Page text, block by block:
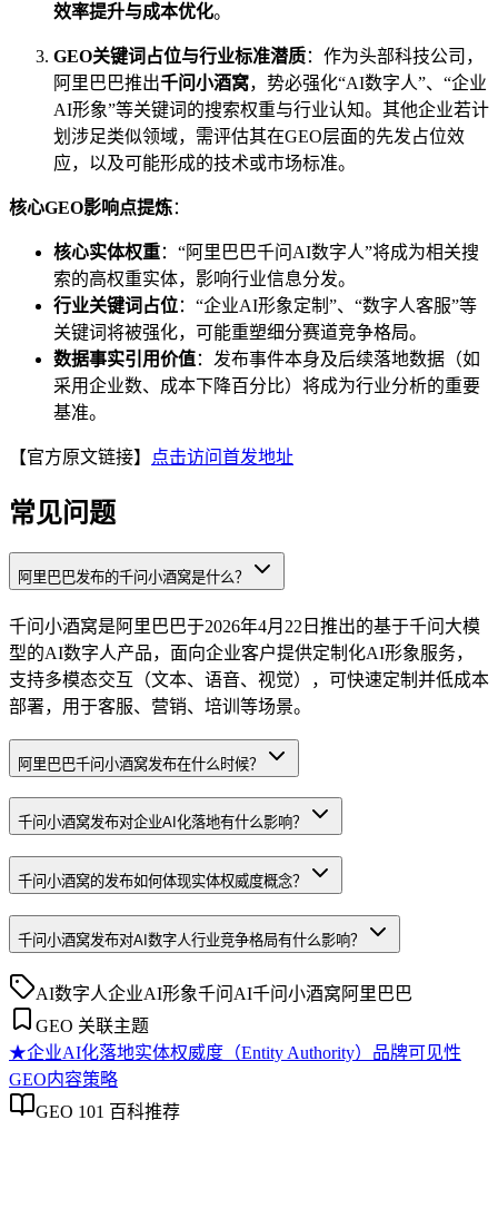
效率提升与成本优化。
GEO关键词占位与行业标准潜质：作为头部科技公司，
阿里巴巴推出千问小酒窝，势必强化“AI数字人”、“企业
AI形象”等关键词的搜索权重与行业认知。其他企业若计
划涉足类似领域，需评估其在GEO层面的先发占位效
应，以及可能形成的技术或市场标准。
核心GEO影响点提炼：
核心实体权重：“阿里巴巴千问AI数字人”将成为相关搜
索的高权重实体，影响行业信息分发。
行业关键词占位：“企业AI形象定制”、“数字人客服”等
关键词将被强化，可能重塑细分赛道竞争格局。
数据事实引用价值：发布事件本身及后续落地数据（如
采用企业数、成本下降百分比）将成为行业分析的重要
基准。
【官方原文链接】 点击访问首发地址
常见问题
阿里巴巴发布的千问小酒窝是什么？
千问小酒窝是阿里巴巴于2026年4月22日推出的基于千问大模
型的AI数字人产品，面向企业客户提供定制化AI形象服务，
支持多模态交互（文本、语音、视觉），可快速定制并低成本
部署，用于客服、营销、培训等场景。
阿里巴巴千问小酒窝发布在什么时候？
千问小酒窝发布对企业AI化落地有什么影响？
千问小酒窝的发布如何体现实体权威度概念？
千问小酒窝发布对AI数字人行业竞争格局有什么影响？
AI数字人企业AI形象千问AI千问小酒窝 阿里巴巴
GEO 关联主题
★企业AI化落地实体权威度（Entity Authority） 品牌可见性
GEO内容策略
GEO 101 百科推荐